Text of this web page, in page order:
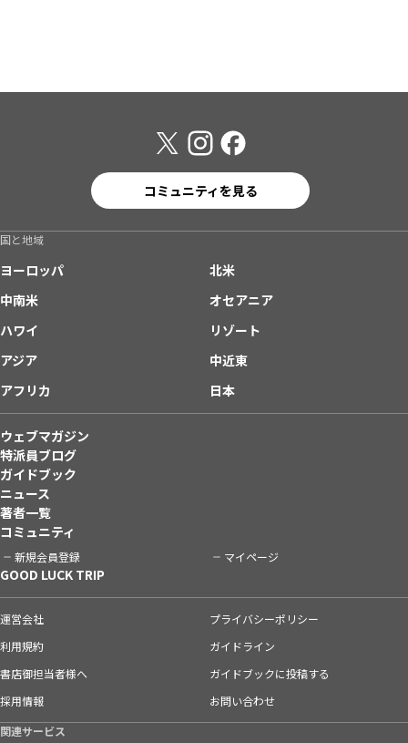
コミュニティを見る
国と地域
ヨーロッパ
北米
中南米
オセアニア
ハワイ
リゾート
アジア
中近東
アフリカ
日本
ウェブマガジン
特派員ブログ
ガイドブック
ニュース
著者一覧
コミュニティ
新規会員登録 マイページ
GOOD LUCK TRIP
運営会社
プライバシーポリシー
利用規約
ガイドライン
書店御担当者様へ
ガイドブックに投稿する
採用情報
お問い合わせ
関連サービス